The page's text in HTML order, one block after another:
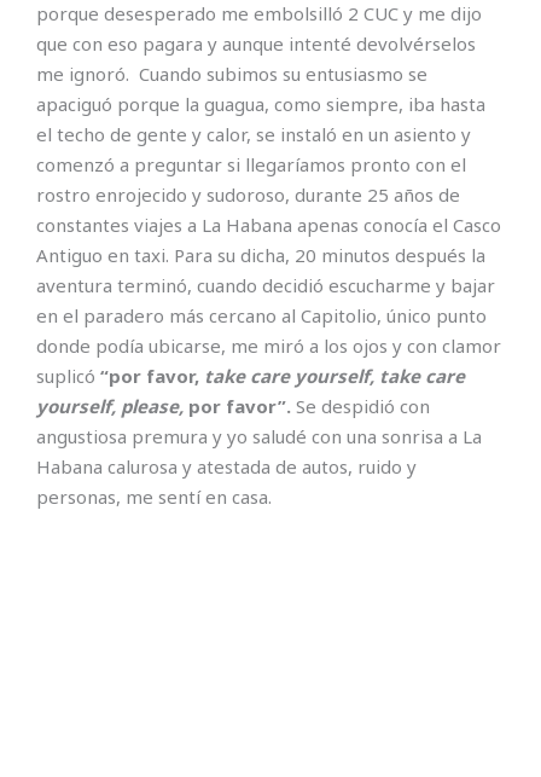
porque desesperado me embolsilló 2 CUC y me dijo
que con eso pagara y aunque intenté devolvérselos
me ignoró. Cuando subimos su entusiasmo se
apaciguó porque la guagua, como siempre, iba hasta
el techo de gente y calor, se instaló en un asiento y
comenzó a preguntar si llegaríamos pronto con el
rostro enrojecido y sudoroso, durante 25 años de
constantes viajes a La Habana apenas conocía el Casco
Antiguo en taxi. Para su dicha, 20 minutos después la
aventura terminó, cuando decidió escucharme y bajar
en el paradero más cercano al Capitolio, único punto
donde podía ubicarse, me miró a los ojos y con clamor
suplicó “por favor, take care yourself, take care
yourself, please, por favor”. Se despidió con
angustiosa premura y yo saludé con una sonrisa a La
Habana calurosa y atestada de autos, ruido y
personas, me sentí en casa.